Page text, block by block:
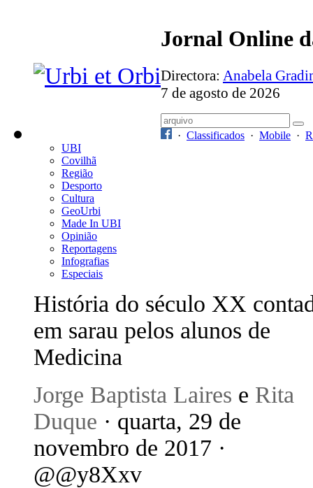
Jornal Online
Directora: Anabela
7 de agosto de 2026
· Classificados · Mobile ·
UBI
Covilhã
Região
Desporto
Cultura
GeoUrbi
Made In UBI
Opinião
Reportagens
Infografias
Especiais
História do século XX
em sarau pelos alunos de
Medicina
Jorge Baptista Laires e Rita
Duque · quarta, 29 de
novembro de 2017 ·
@@y8Xxv